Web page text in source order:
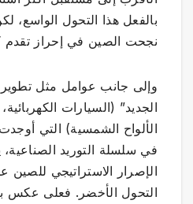
بالفعل هذا التحول الواسع،
نجحت الصين في إحراز تقدم
وإلى جانب عوامل مثل تطوير
الجديد” (السيارات
الألواح الشمسية) التي
في سلسلة التوريد الصناعية،
الإصرار الاستراتيجي
التحول الأخضر. فعلى عكس